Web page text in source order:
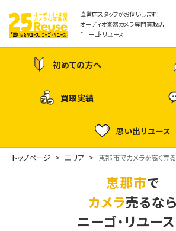
直営店スタッフがお伺いします！
オーディオ楽器カメラ専門買取店
「ニーゴ・リユース」
初めての方へ
買取実績
思い出リユース
トップページ エリア 恵那市でカメラを高く売
恵那市で
カメラ売るなら
ニーゴ・リユー